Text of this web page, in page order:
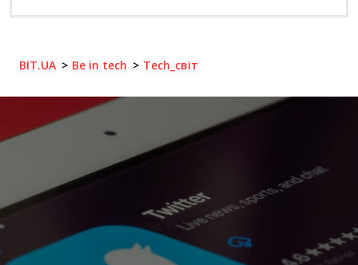
BIT.UA Be in tech Tech_світ